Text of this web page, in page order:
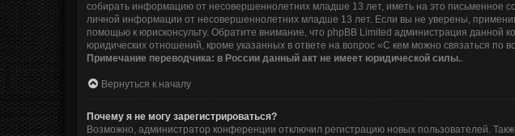
собирать информацию от несовершеннолетних младше 13 лет, иметь на это письменное
личной информации от несовершеннолетних младше 13 лет. Если вы не уверены,
помощью к юрисконсульту. Обратите внимание, что phpBB Limited администрация
юридических отношений, кроме указанных в ответе на вопрос «С кем можно связаться по
Примечание переводчика: в России данный акт не имеет юридической силы..
Вернуться к началу
Почему я не могу зарегистрироваться?
Возможно, администратор конференции отключил регистрацию новых пользователей.